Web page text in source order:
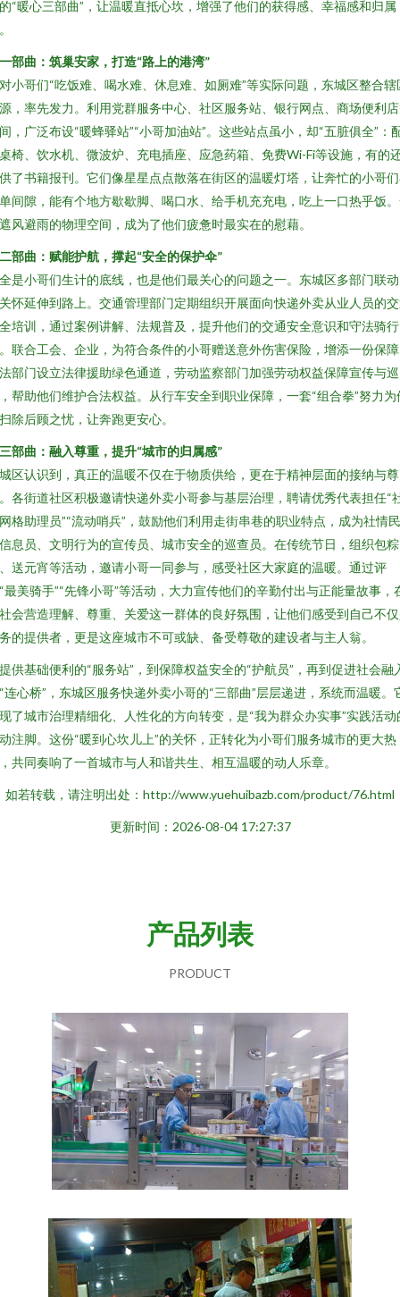
“暖心三部曲”，让温暖直抵心坎，增强了他们的获得感、幸福感和归属
部曲：筑巢安家，打造“路上的港湾”
小哥们“吃饭难、喝水难、休息难、如厕难”等实际问题，东城区整合辖
，率先发力。利用党群服务中心、社区服务站、银行网点、商场便利
，广泛布设“暖蜂驿站”“小哥加油站”。这些站点虽小，却“五脏俱全”：
椅、饮水机、微波炉、充电插座、应急药箱、免费Wi-Fi等设施，有的
了书籍报刊。它们像星星点点散落在街区的温暖灯塔，让奔忙的小哥
间隙，能有个地方歇歇脚、喝口水、给手机充充电，吃上一口热乎饭
风避雨的物理空间，成为了他们疲惫时最实在的慰藉。
部曲：赋能护航，撑起“安全的保护伞”
是小哥们生计的底线，也是他们最关心的问题之一。东城区多部门联
怀延伸到路上。交通管理部门定期组织开展面向快递外卖从业人员的
培训，通过案例讲解、法规普及，提升他们的交通安全意识和守法骑
联合工会、企业，为符合条件的小哥赠送意外伤害保险，增添一份保
部门设立法律援助绿色通道，劳动监察部门加强劳动权益保障宣传与巡
帮助他们维护合法权益。从行车安全到职业保障，一套“组合拳”努力为
除后顾之忧，让奔跑更安心。
部曲：融入尊重，提升“城市的归属感”
区认识到，真正的温暖不仅在于物质供给，更在于精神层面的接纳与尊
各街道社区积极邀请快递外卖小哥参与基层治理，聘请优秀代表担任“
格助理员”“流动哨兵”，鼓励他们利用走街串巷的职业特点，成为社情
息员、文明行为的宣传员、城市安全的巡查员。在传统节日，组织包粽
送元宵等活动，邀请小哥一同参与，感受社区大家庭的温暖。通过评
最美骑手”“先锋小哥”等活动，大力宣传他们的辛勤付出与正能量故事，
会营造理解、尊重、关爱这一群体的良好氛围，让他们感受到自己不
的提供者，更是这座城市不可或缺、备受尊敬的建设者与主人翁。
供基础便利的“服务站”，到保障权益安全的“护航员”，再到促进社会融
连心桥”，东城区服务快递外卖小哥的“三部曲”层层递进，系统而温暖。
了城市治理精细化、人性化的方向转变，是“我为群众办实事”实践活动
注脚。这份“暖到心坎儿上”的关怀，正转化为小哥们服务城市的更大热
共同奏响了一首城市与人和谐共生、相互温暖的动人乐章。
如若转载，请注明出处：http://www.yuehuibazb.com/product/76.html
更新时间：2026-08-04 17:27:37
产品列表
PRODUCT